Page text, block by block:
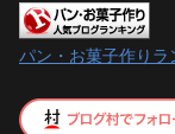
パン・お菓子作りラ